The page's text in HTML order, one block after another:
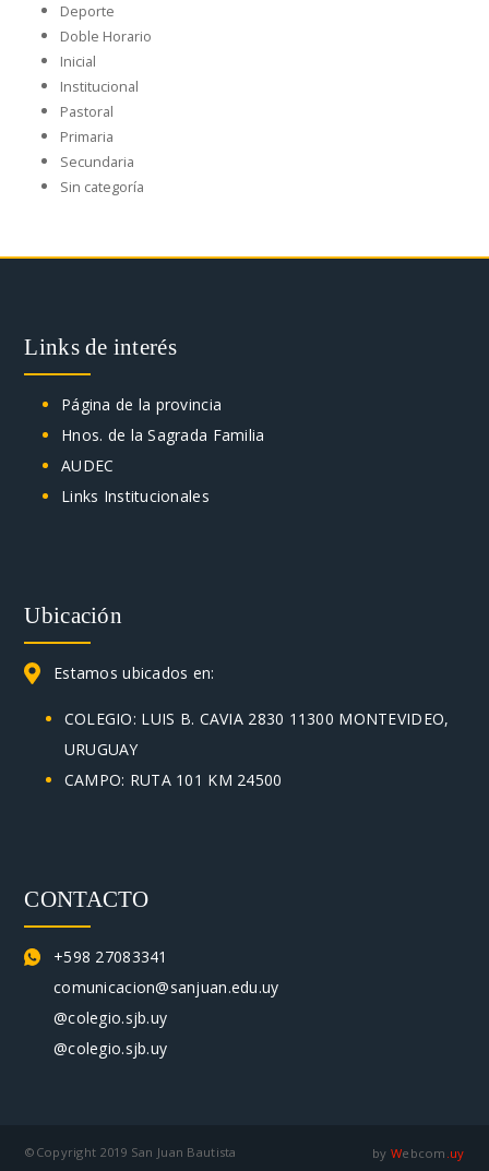
Deporte
Doble Horario
Inicial
Institucional
Pastoral
Primaria
Secundaria
Sin categoría
Links de interés
Página de la provincia
Hnos. de la Sagrada Familia
AUDEC
Links Institucionales
Ubicación
Estamos ubicados en:
COLEGIO: LUIS B. CAVIA 2830 11300 MONTEVIDEO,
URUGUAY
CAMPO: RUTA 101 KM 24500
CONTACTO
+598 27083341
comunicacion@sanjuan.edu.uy
@colegio.sjb.uy
@colegio.sjb.uy
©Copyright 2019 San Juan Bautista byWebcom .uy